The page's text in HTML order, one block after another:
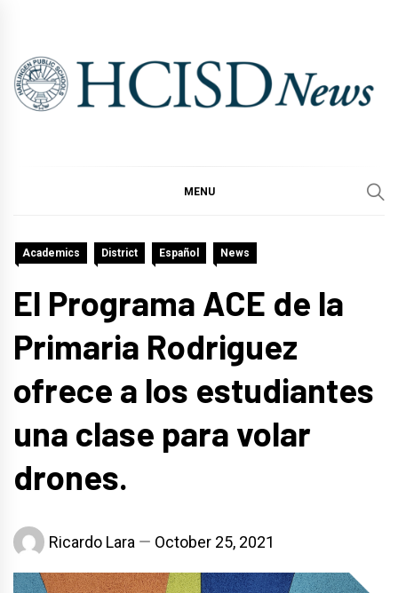
content
MENU
Academics District Español News
El Programa ACE de la
Primaria Rodriguez
ofrece a los estudiantes
una clase para volar
drones.
Ricardo Lara October 25, 2021